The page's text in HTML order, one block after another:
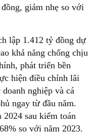
giảm nhẹ so với
lập 1.412 tỷ đồng dự
khả năng chống chịu
phát triển bền
hiện điều chỉnh lãi
nghiệp và cá
ngay từ đầu năm.
sau kiểm toán
so với năm 2023.